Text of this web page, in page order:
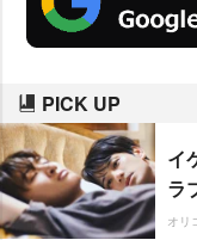
PICK UP
イ
ラ
オリ